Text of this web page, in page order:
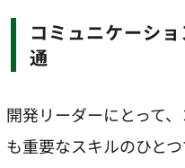
コミュニケーション能力：円滑な意思疎
通
開発リーダーにとって
も重要なスキルのひとつ